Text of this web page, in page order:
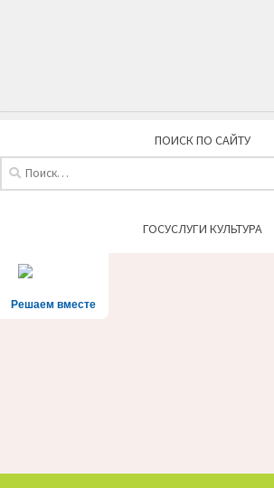
ПОИСК ПО САЙТУ
ГОСУСЛУГИ КУЛЬТУРА
Решаем вместе